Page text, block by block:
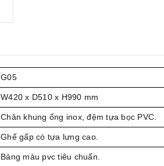
G05
W420 x D510 x H990 mm
Chân khung ống inox, đệm tựa bọc PVC.
Ghế gấp có tựa lưng cao.
Bảng màu pvc tiêu chuẩn.